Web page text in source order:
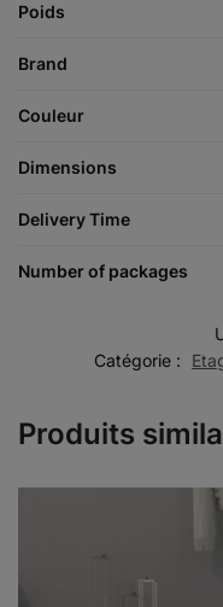
Poids
Brand
Couleur
Dimensions
Delivery Time
Number of packages
Catégorie :
Produits